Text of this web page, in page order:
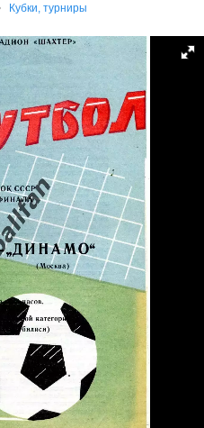
Кубки, турниры